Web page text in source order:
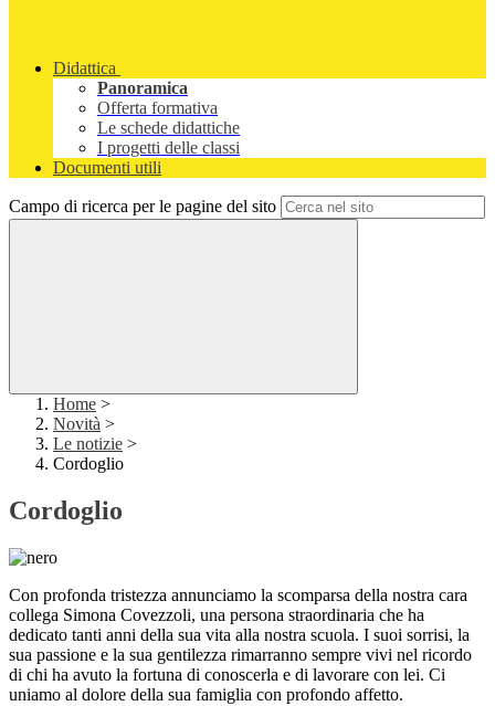
Didattica
Panoramica
Offerta formativa
Le schede didattiche
I progetti delle classi
Documenti utili
Campo di ricerca per le pagine del sito
Home >
Novità >
Le notizie >
Cordoglio
Cordoglio
Con profonda tristezza annunciamo la scomparsa della nostra cara
collega Simona Covezzoli, una persona straordinaria che ha
dedicato tanti anni della sua vita alla nostra scuola. I suoi sorrisi, la
sua passione e la sua gentilezza rimarranno sempre vivi nel ricordo
di chi ha avuto la fortuna di conoscerla e di lavorare con lei. Ci
uniamo al dolore della sua famiglia con profondo affetto.